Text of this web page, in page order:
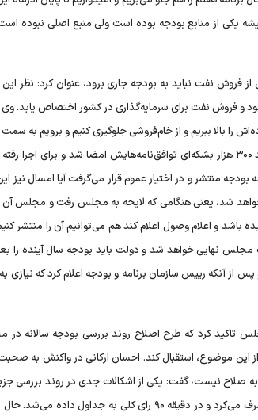
یکی از منابع بودجه بوده است ولی منبع اصلی نبوده
از فروش نفت نباید به بودجه جاری برود، عنوان کرد: نظر
و فروش نفت برای سرمایه‌گذاری در کشور اختصاص یابد.
را بالا ببریم و از خام‌فروشی جلوگیری کنیم و برویم به
بودجه منتشر و در اختیار عموم قرار می‌گرفت آیا امسال
شد، یعنی هنگامی که لایحه به مجلس رفت و مجلس آن
و اعلام وصول اعلام کند هم می‌توانیم آن را منتشر
نهایی خواهد شد و دولت باید بودجه سال آینده را
از آنکه رییس سازمان برنامه و بودجه اعلام کرد که
کرد که طرح اصلاح روند بررسی بودجه سالانه در
این موضوع، استقبال کند. احسان ارکانی در واکنش به
به صلاح نیست، گفت: یکی از اشکالات جدی در روند
رسیدگی به احکام و تبصره‌های بودجه صرف می‌کرد و در